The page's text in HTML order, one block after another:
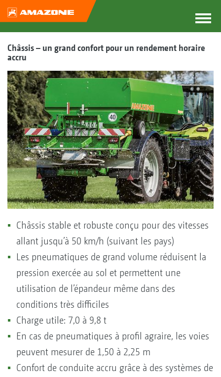
Châssis – un grand confort pour un rendement horaire
accru
Châssis stable et robuste conçu pour des vitesses
allant jusqu’à 50 km/h (suivant les pays)
Les pneumatiques de grand volume réduisent la
pression exercée au sol et permettent une
utilisation de l’épandeur même dans des
conditions très difficiles
Charge utile: 7,0 à 9,8 t
En cas de pneumatiques à profil agraire, les voies
peuvent mesurer de 1,50 à 2,25 m
Confort de conduite accru grâce à des systèmes de